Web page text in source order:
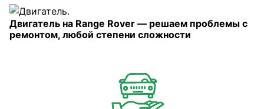
Двигатель на Range Rover — решаем проблемы с
ремонтом, любой степени сложности